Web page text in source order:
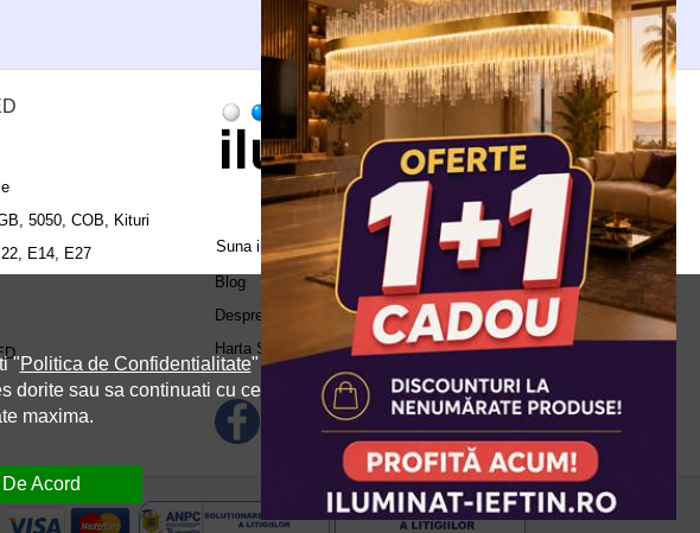
5050, COB, Kituri
E14, E27
Suna in call center:
0371.504.543
Blog
Despre Noi
Harta Site
"Politica de Confidentialitate" si
dorite sau sa continuati cu cele
maxima.
De Acord